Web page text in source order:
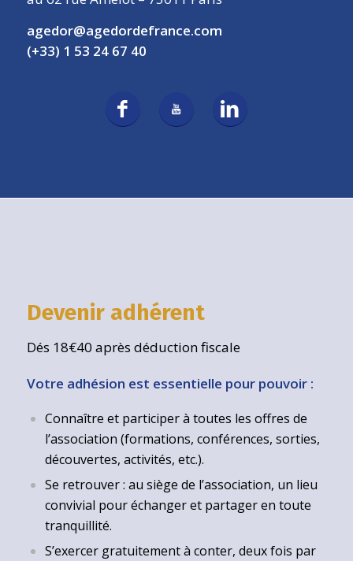
agedor@agedordefrance.com
(+33) 1 53 24 67 40
Devenir adhérent
Dés 18€40 après déduction fiscale
Votre adhésion est essentielle pour pouvoir :
Connaître et participer à toutes les offres de
l’association (formations, conférences, sorties,
découvertes, activités, etc.).
Se retrouver : au siège de l’association, un lieu
convivial pour échanger et partager en toute
tranquillité.
S’exercer gratuitement à conter, deux fois par